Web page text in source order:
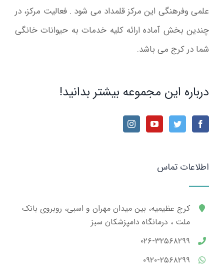
علمی وفرهنگی این مرکز قلمداد می شود . فعالیت مرکز، در
چندین بخش آماده ارائه کلیه خدمات به حیوانات خانگی
شما در کرج می باشد.
درباره این مجموعه بیشتر بدانید!
اطلاعات تماس
کرج عظیمیه، بین میدان مهران و اسبی، روبروی بانک
ملت ، درمانگاه دامپزشکان سبز
۰۲۶-۳۲۵۶۸۲۹۹
۰۹۲۰-۲۵۶۸۲۹۹